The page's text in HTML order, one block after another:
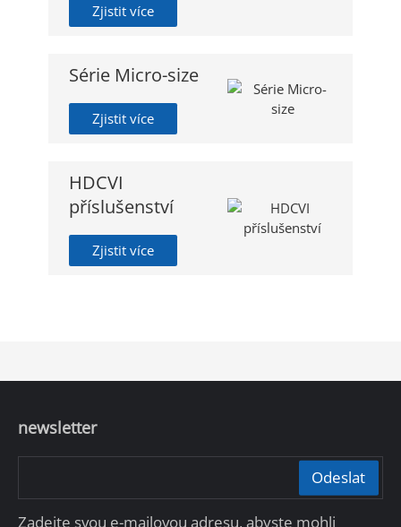
Zjistit více
Série Micro-size
Zjistit více
HDCVI
příslušenství
Zjistit více
newsletter
Odeslat
Zadejte svou e-mailovou adresu, abyste mohli